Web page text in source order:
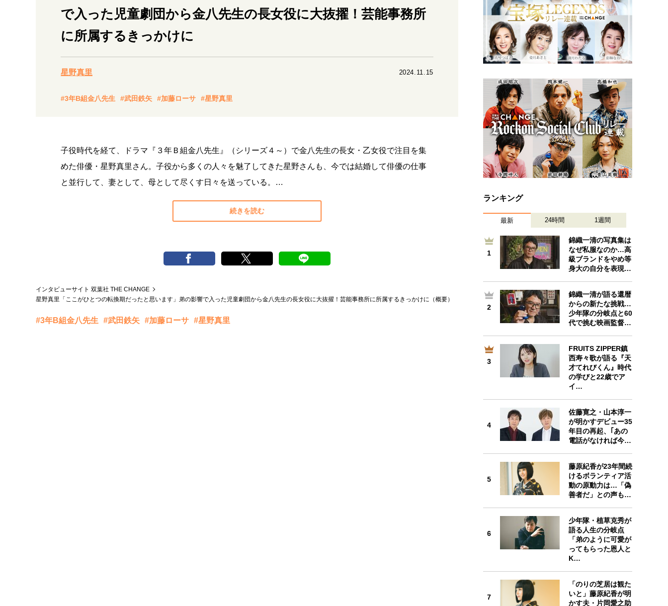
社会・カルチャー・マネー 地域とつながる/お金との付き合い方
で入った児童劇団から金八先生の長女役に大抜擢！芸能事務所
に所属するきっかけに
星野真里 2024.11.15
#3年B組金八先生 #武田鉄矢 #加藤ローサ #星野真里
子役時代を経て、ドラマ『３年Ｂ組金八先生』（シリーズ４～）で金八先生の長女・乙女役で注目を集
めた俳優・星野真里さん。子役から多くの人々を魅了してきた星野さんも、今では結婚して俳優の仕事
と並行して、妻として、母として尽くす日々を送っている。…
続きを読む
インタビューサイト 双葉社 THE CHANGE
星野真里「ここがひとつの転換期だったと思います」弟の影響で入った児童劇団から金八先生の長女役に大抜擢！芸能事務所に所属するきっかけに（概要）
#3年B組金八先生 #武田鉄矢 #加藤ローサ #星野真里
ランキング
最新 24時間 1週間
1
錦織一清の写真集は
なぜ私服なのか…高
級ブランドをやめ等
身大の自分を表現…
2
錦織一清が語る還暦
からの新たな挑戦…
少年隊の分岐点と60
代で挑む映画監督…
3
FRUITS ZIPPER鎮
西寿々歌が語る『天
才てれびくん』時代
の学びと22歳でア
イ…
4
佐藤寛之・山本淳一
が明かすデビュー35
年目の再起、｢あの
電話がなければ今…
5
藤原紀香が23年間続
けるボランティア活
動の原動力は…「偽
善者だ」との声も…
6
少年隊・植草克秀が
語る人生の分岐点
「弟のように可愛が
ってもらった恩人と
K…
7
「のりの芝居は観た
いと」藤原紀香が明
かす夫・片岡愛之助